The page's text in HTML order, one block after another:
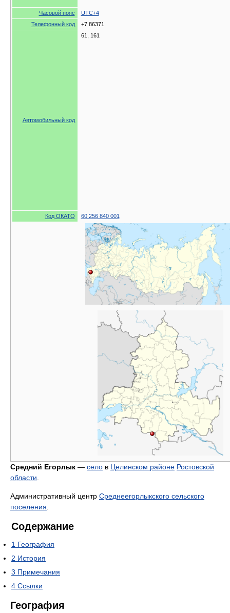
Часовой пояс
UTC+4
Телефонный код
+7 86371
Автомобильный код
61, 161
Код ОКАТО 60 256 840 001
Средний Егорлык — село в Целинском районе Ростовской
области
Административный центр Среднеегорлыкского сельского
поселения
Содержание
1 География
2 История
3 Примечания
4 Ссылки
География